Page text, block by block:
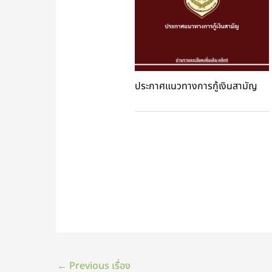
ประกาศแนวทางการกู้เงินสามัญ
← Previous เรื่อง